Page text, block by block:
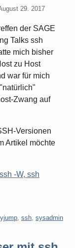
29. 2017
der SAGE
Talks ssh
mich bisher
zu Host
war für mich
Zwang auf
Versionen
Artikel möchte
-W, ssh
ssh sysadmin